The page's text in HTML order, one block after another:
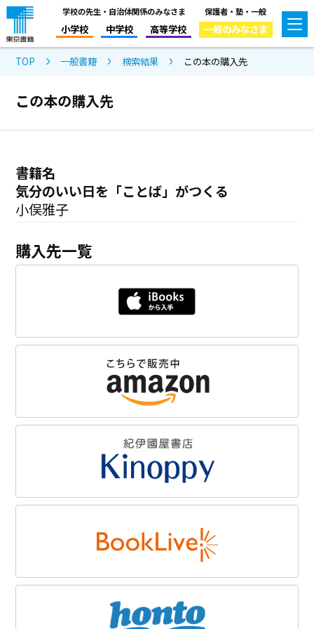
学校の先生・自治体関係のみなさま
小学校 中学校 高等学校
保護者・塾・一般
一般のみなさま
TOP 一般書籍 検索結果 この本の購入先
この本の購入先
書籍名
気分のいい日を「ことば」がつくる
小俣雅子
購入先一覧